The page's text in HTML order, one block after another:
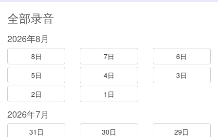
全部录音
2026年8月
8日 7日
6日
5日
4日
3日
2日
1日
2026年7月
31日 30日
29日